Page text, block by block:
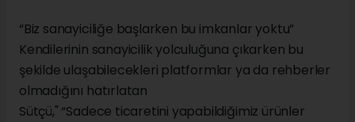
“Biz sanayiciliğe başlarken bu imkanlar yoktu”
Kendilerinin sanayicilik yolculuğuna çıkarken bu
şekilde ulaşabilecekleri platformlar ya da rehberler
olmadığını hatırlatan
Sütçü," “Sadece ticaretini yapabildiğimiz ürünler